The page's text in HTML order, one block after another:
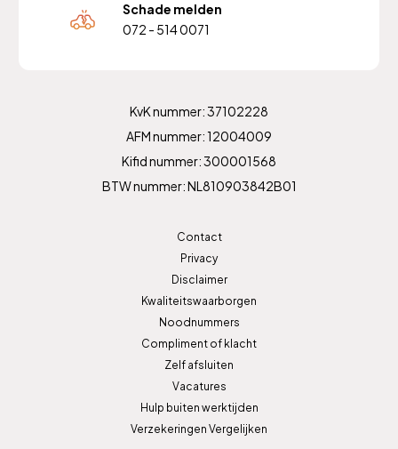
Schade melden
072 - 514 0071
KvK nummer: 37102228
AFM nummer: 12004009
Kifid nummer: 300001568
BTW nummer: NL810903842B01
Contact
Privacy
Disclaimer
Kwaliteitswaarborgen
Noodnummers
Compliment of klacht
Zelf afsluiten
Vacatures
Hulp buiten werktijden
Verzekeringen Vergelijken